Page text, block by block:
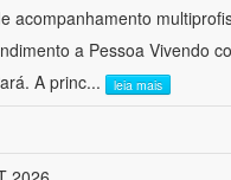
acompanhamento
a Pessoa Vivendo
A princ... leia mais